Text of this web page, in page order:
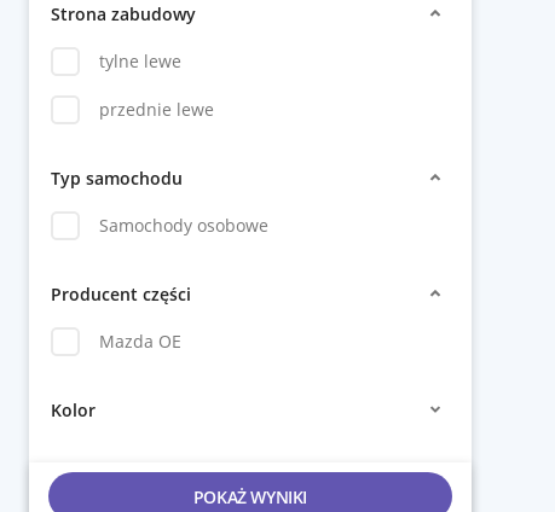
Strona zabudowy
tylne lewe
przednie lewe
Typ samochodu
Samochody osobowe
Producent części
Mazda OE
Kolor
POKAŻ WYNIKI